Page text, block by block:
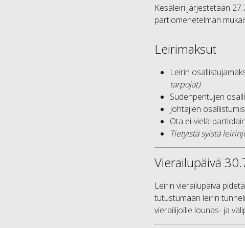
Kesäleiri järjestetään
partiomenetelmän
Leirimaksut
Leirin
tarpojat)
Sudenpentujen
Johtajien
Ota ei-vielä-
Tietyistä syistä
Vierailupäivä
Leirin vierailupäivä
tutustumaan leirin
vierailijoille lounas- ja